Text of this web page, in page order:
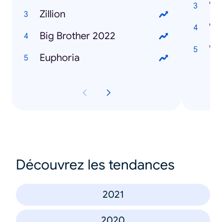
Zillion
Big Brother 2022
Euphoria
Découvrez les tendances
2021